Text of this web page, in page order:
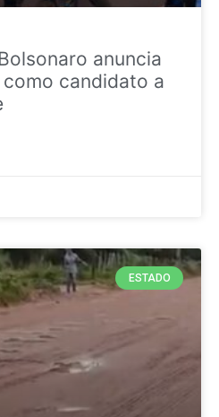
anuncia
candidato a
ESTADO